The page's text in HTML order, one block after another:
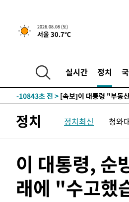
2026.08.08 (토)
서울 30.7℃
실시간 정치
3시간 전 >[속보]규제합리화위원회 부
-15532초 전 > 미 사업체 일자리, 7월
하향수정 (2보)
-14980초 전 >
↓
-10843초 전 > [속보]이 대통령 "부동
실천"
드는 임시"
-1496초 전 >
"낮 기온 소폭 하락"…수
-1460초 전 >[속보]이 대통령, '호우피
갈 수도
10분 전 > 낮 최고 37도 찜통더위…곳
38분 전 >SK하이닉스, 용인·청주 팹
1시간 전 >
여자배구 이재영·이다영 자
정치 정치최신 청와
이 대통령, 순
래에 "수고했